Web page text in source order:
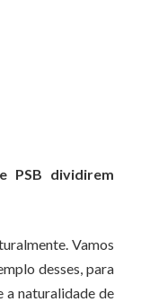
PSB dividirem
Vamos
desses, para
a naturalidade de